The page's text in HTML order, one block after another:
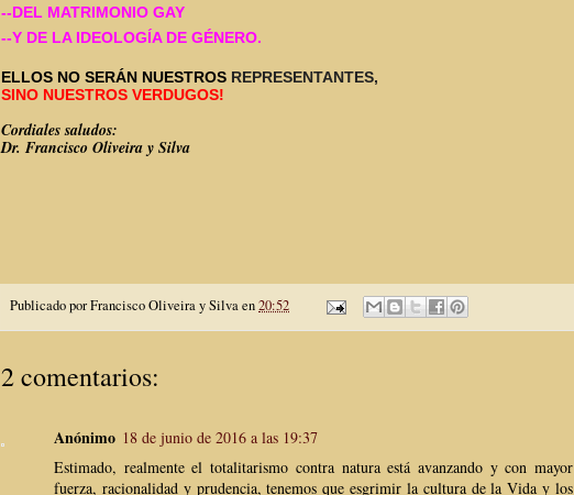
--DEL MATRIMONIO GAY
--Y DE LA IDEOLOGÍA DE GÉNERO.
ELLOS NO SERÁN NUESTROS REPRESENTANTES,
SINO NUESTROS VERDUGOS!
Cordiales saludos:
Dr. Francisco Oliveira y Silva
Publicado porFrancisco Oliveira y Silvaen20:52
2 comentarios:
Anónimo 18 de junio de 2016 a las 19:37
Estimado, realmente el totalitarismo contra natura está avanzando y con mayor
fuerza, racionalidad y prudencia, tenemos que esgrimir la cultura de la Vida y los